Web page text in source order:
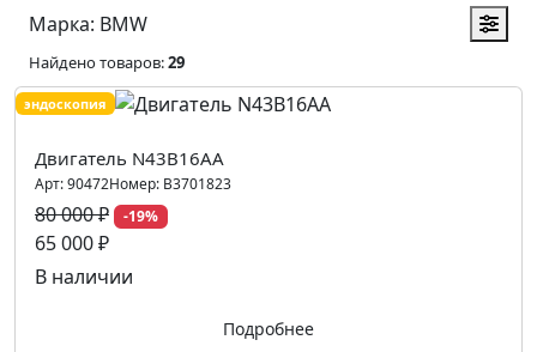
Марка: BMW
Найдено товаров:29
эндоскопия
Двигатель N43B16AA
Арт:90472Номер: B3701823
80 000 ₽ -19%
65 000 ₽
В наличии
Подробнее